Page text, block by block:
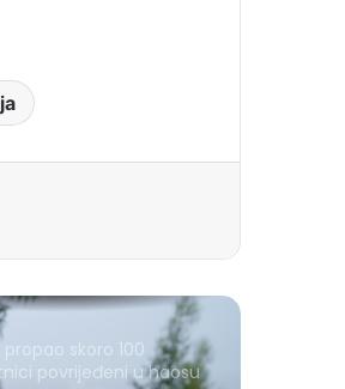
skoro 100
povrijeđeni u haosu